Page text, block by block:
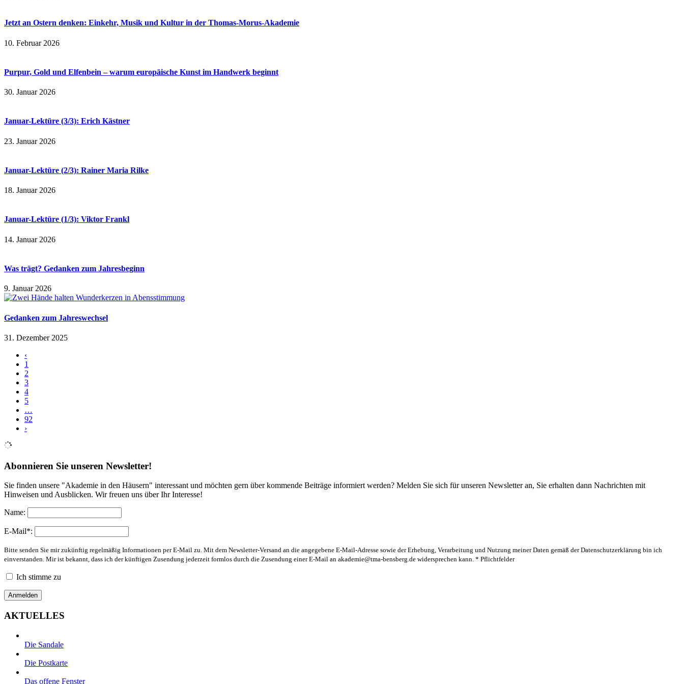
Jetzt an Ostern denken: Einkehr, Musik und Kultur in der Thomas-Morus-Akademie
10. Februar 2026
Purpur, Gold und Elfenbein – warum europäische Kunst im Handwerk beginnt
30. Januar 2026
Januar-Lektüre (3/3): Erich Kästner
23. Januar 2026
Januar-Lektüre (2/3): Rainer Maria Rilke
18. Januar 2026
Januar-Lektüre (1/3): Viktor Frankl
14. Januar 2026
Was trägt? Gedanken zum Jahresbeginn
9. Januar 2026
Gedanken zum Jahreswechsel
31. Dezember 2025
‹
1
2
3
4
5
…
92
›
Abonnieren Sie unseren Newsletter!
Sie finden unsere "Akademie in den Häusern" interessant und möchten gern über kommende Beiträge informiert werden? Melden Sie sich für unseren Newsletter an, Sie erhalten dann Nachrichten mit
Hinweisen und Ausblicken. Wir freuen uns über Ihr Interesse!
Name:
E-Mail*:
Bitte senden Sie mir zukünftig regelmäßig Informationen per E-Mail zu. Mit dem Newsletter-Versand an die angegebene E-Mail-Adresse sowie der Erhebung, Verarbeitung und Nutzung meiner Daten gemäß der Datenschutzerklärung bin ich
einverstanden. Mir ist bekannt, dass ich der künftigen Zusendung jederzeit formlos durch die Zusendung einer E-Mail an akademie@tma-bensberg.de widersprechen kann. * Pflichtfelder
Ich stimme zu
AKTUELLES
Die Sandale
Die Postkarte
Das offene Fenster